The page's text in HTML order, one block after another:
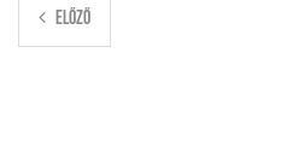
ELŐZŐ